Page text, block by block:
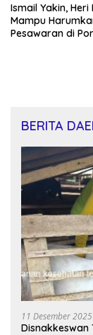
Ismail Yakin, Heri
Mampu
Pesawaran di
BERITA
11 Desember 2025
Disnakkeswan